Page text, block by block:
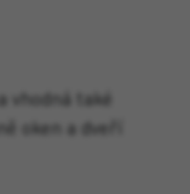
vhodná také
oken a dveří